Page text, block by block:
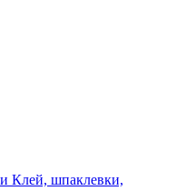
Клей, шпаклевки,